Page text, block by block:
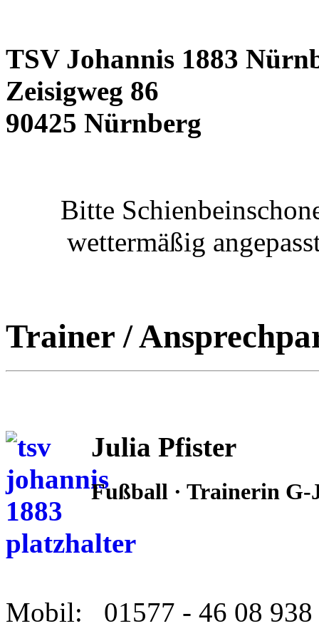
TSV Johannis 1883
Zeisigweg 86
90425 Nürnberg
Bitte
wettermäßig
Trainer /
Julia Pfister
Fußball · Trainerin G-
Mobil: 01577 - 46 08 938